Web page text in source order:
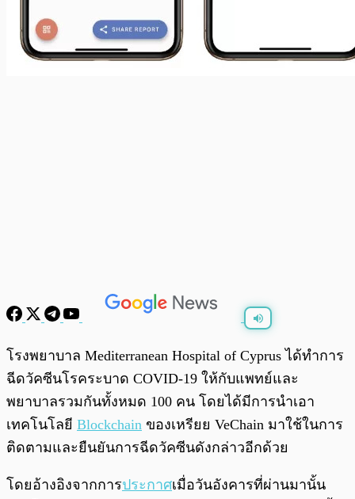
0:00/0:00
โรงพยาบาล Mediterranean Hospital of Cyprus ได้ทำการ
ฉีดวัคซีนโรคระบาด COVID-19 ให้กับแพทย์และ
พยาบาลรวมกันทั้งหมด 100 คน โดยได้มีการนำเอา
เทคโนโลยี Blockchain ของเหรียย VeChain มาใช้ในการ
ติดตามและยืนยันการฉีดวัคซีนดังกล่าวอีกด้วย
โดยอ้างอิงจากการประกาศเมื่อวันอังคารที่ผ่านมานั้น